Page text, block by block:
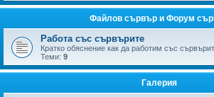
Файлов сървър и Форум
Работа със сървърите
Кратко обяснение как да работим със
Теми: 9
Галерия